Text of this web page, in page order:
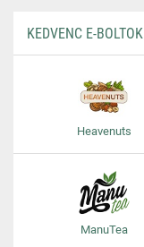
KEDVENC E-BOLTOK
Heavenuts
ManuTea